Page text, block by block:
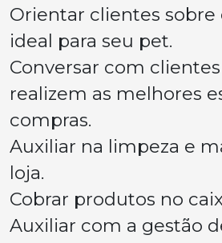
Orientar clientes
ideal para seu pet.
Conversar com
realizem as melhores
compras.
Auxiliar na limpeza e
loja.
Cobrar produtos no
Auxiliar com a gestão